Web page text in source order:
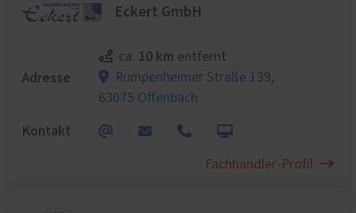
Eckert GmbH
Adresse
ca. 10 km entfernt
Rumpenheimer Straße 139,
63075 Offenbach
Kontakt
Fachhändler-Profil